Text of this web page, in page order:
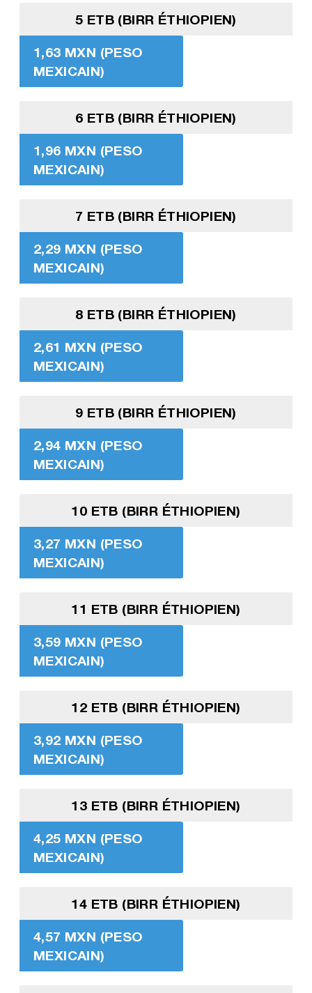
5 ETB (BIRR ÉTHIOPIEN)
1,63 MXN (PESO
MEXICAIN)
6 ETB (BIRR ÉTHIOPIEN)
1,96 MXN (PESO
MEXICAIN)
7 ETB (BIRR ÉTHIOPIEN)
2,29 MXN (PESO
MEXICAIN)
8 ETB (BIRR ÉTHIOPIEN)
2,61 MXN (PESO
MEXICAIN)
9 ETB (BIRR ÉTHIOPIEN)
2,94 MXN (PESO
MEXICAIN)
10 ETB (BIRR ÉTHIOPIEN)
3,27 MXN (PESO
MEXICAIN)
11 ETB (BIRR ÉTHIOPIEN)
3,59 MXN (PESO
MEXICAIN)
12 ETB (BIRR ÉTHIOPIEN)
3,92 MXN (PESO
MEXICAIN)
13 ETB (BIRR ÉTHIOPIEN)
4,25 MXN (PESO
MEXICAIN)
14 ETB (BIRR ÉTHIOPIEN)
4,57 MXN (PESO
MEXICAIN)